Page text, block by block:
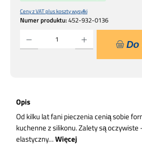
Ceny z VAT plus koszty wysyłki
Numer produktu:452-932-0136
Do
Opis
Od kilku lat fani pieczenia cenią sobie
kuchenne z silikonu. Zalety są oczywiste
elastyczny…Więcej